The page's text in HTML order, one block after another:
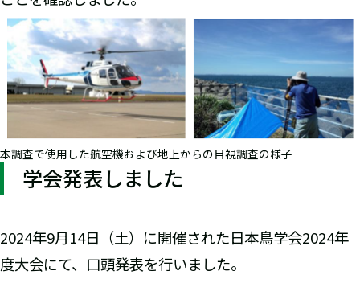
本調査で使用した航空機および地上からの目視調査の様子
学会発表しました
2024年9月14日（土）に開催された日本鳥学会2024年
度大会にて、口頭発表を行いました。